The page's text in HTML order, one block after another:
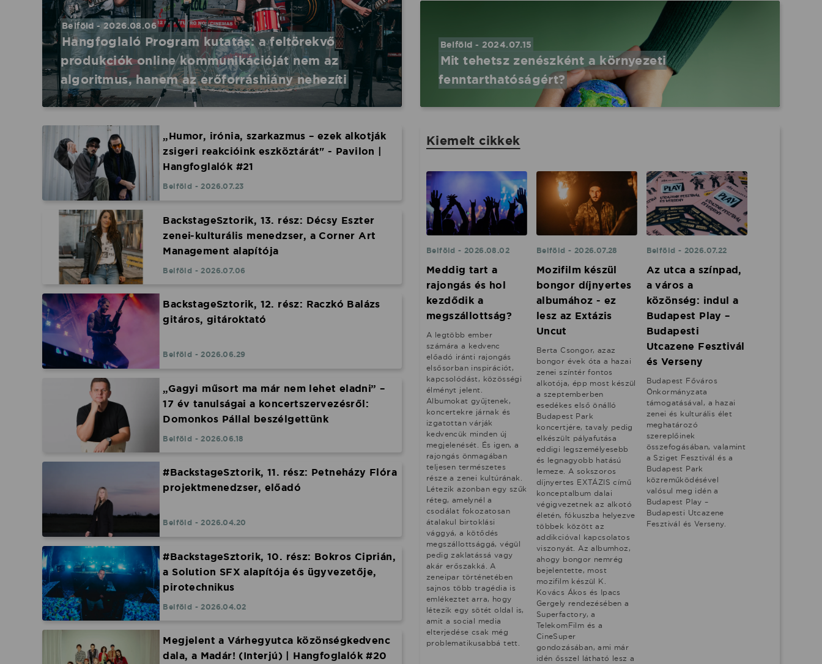
Belföld - 2026.08.06
Hangfoglaló Program kutatás: a feltörekvő
produkciók online kommunikációját nem az
algoritmus, hanem az erőforráshiány nehezíti
Belföld - 2024.07.15
Mit tehetsz zenészként a környezeti
fenntarthatóságért?
„Humor, irónia, szarkazmus – ezek alkotják
zsigeri reakcióink eszköztárát" - Pavilon |
Hangfoglalók #21
Belföld - 2026.07.23
BackstageSztorik, 13. rész: Décsy Eszter
zenei-kulturális menedzser, a Corner Art
Management alapítója
Belföld - 2026.07.06
BackstageSztorik, 12. rész: Raczkó Balázs
gitáros, gitároktató
Belföld - 2026.06.29
„Gagyi műsort ma már nem lehet eladni” –
17 év tanulságai a koncertszervezésről:
Domonkos Pállal beszélgettünk
Belföld - 2026.06.18
#BackstageSztorik, 11. rész: Petneházy Flóra
projektmenedzser, előadó
Belföld - 2026.04.20
#BackstageSztorik, 10. rész: Bokros Ciprián,
a Solution SFX alapítója és ügyvezetője,
pirotechnikus
Belföld - 2026.04.02
Megjelent a Várhegyutca közönségkedvenc
dala, a Madár! (Interjú) | Hangfoglalók #20
Kiemelt cikkek
Belföld - 2026.08.02
Meddig tart a
rajongás és hol
kezdődik a
megszállottság?
A legtöbb ember
számára a kedvenc
előadó iránti rajongás
elsősorban inspirációt,
kapcsolódást, közösségi
élményt jelent.
Albumokat gyűjtenek,
koncertekre járnak és
izgatottan várják
kedvencük minden új
megjelenését. És igen, a
rajongás önmagában
teljesen természetes
része a zenei kultúrának.
Létezik azonban egy szűk
réteg, amelynél a
csodálat fokozatosan
átalakul birtoklási
vággyá, a kötődés
megszállottsággá, végül
pedig zaklatássá vagy
akár erőszakká. A
zeneipar történetében
sajnos több tragédia is
emlékeztet arra, hogy
létezik egy sötét oldal is,
amit a social media
elterjedése csak még
problematikusabbá tett.
Belföld - 2026.07.28
Mozifilm készül
bongor díjnyertes
albumához - ez
lesz az Extázis
Uncut
Berta Csongor, azaz
bongor évek óta a hazai
zenei színtér fontos
alkotója, épp most készül
a szeptemberben
esedékes első önálló
Budapest Park
koncertjére, tavaly pedig
elkészült pályafutása
eddigi legszemélyesebb
és legnagyobb hatású
lemeze. A sokszoros
díjnyertes EXTÁZIS című
konceptalbum dalai
végigvezetnek az alkotó
életén, fókuszba helyezve
többek között az
addikcióval kapcsolatos
viszonyát. Az albumhoz,
ahogy bongor nemrég
bejelentette, most
mozifilm készül K.
Kovács Ákos és Ipacs
Gergely rendezésében a
Superfactory, a
TelekomFilm és a
CineSuper
gondozásában, ami már
idén ősszel látható lesz a
Belföld - 2026.07.22
Az utca a színpad,
a város a
közönség: indul a
Budapest Play –
Budapesti
Utcazene Fesztivál
és Verseny
Budapest Főváros
Önkormányzata
támogatásával, a hazai
zenei és kulturális élet
meghatározó
szereplőinek
összefogásában, valamint
a Sziget Fesztivál és a
Budapest Park
közreműködésével
valósul meg idén a
Budapest Play –
Budapesti Utcazene
Fesztivál és Verseny.